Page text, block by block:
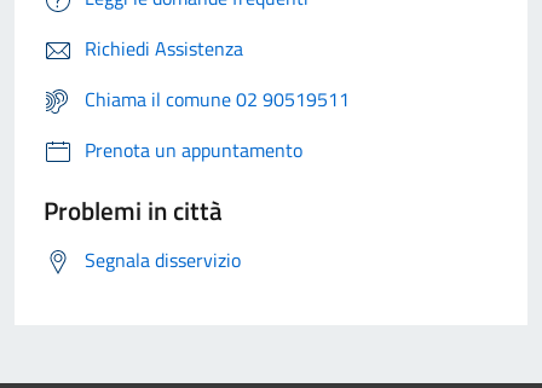
Richiedi Assistenza
Chiama il comune 02 90519511
Prenota un appuntamento
Problemi in città
Segnala disservizio